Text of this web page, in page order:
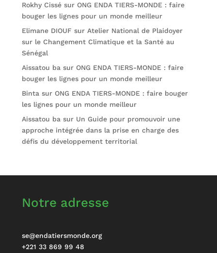
Rokhy Cissésur ONG ENDA TIERS-MONDE : faire
bouger les lignes pour un monde meilleur
Elimane DIOUF sur Atelier National de Plaidoyer
sur le Changement Climatique et la Santé au
Sénégal
Aissatou ba sur ONG ENDA TIERS-MONDE : faire
bouger les lignes pour un monde meilleur
Binta sur ONG ENDA TIERS-MONDE : faire bouger
les lignes pour un monde meilleur
Aissatou ba sur Un Guide pour promouvoir une
approche intégrée dans la prise en charge des
défis du développement territorial
Notre adresse
se@endatiersmonde.org
+221 33 869 99 48